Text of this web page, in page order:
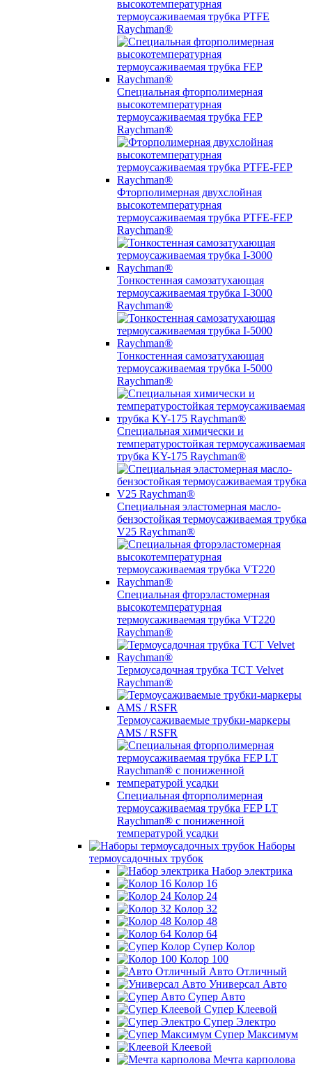
высокотемпературная
термоусаживаемая трубка PTFE
Raychman®
Специальная фторполимерная
высокотемпературная
термоусаживаемая трубка FEP
Raychman®
Фторполимерная двухслойная
высокотемпературная
термоусаживаемая трубка PTFE-FEP
Raychman®
Тонкостенная самозатухающая
термоусаживаемая трубка I-3000
Raychman®
Тонкостенная самозатухающая
термоусаживаемая трубка I-5000
Raychman®
Специальная химически и
температуростойкая термоусаживаемая
трубка KY-175 Raychman®
Специальная эластомерная масло-
бензостойкая термоусаживаемая трубка
V25 Raychman®
Специальная фторэластомерная
высокотемпературная
термоусаживаемая трубка VT220
Raychman®
Термоусадочная трубка TCT Velvet
Raychman®
Термоусаживаемые трубки-маркеры
AMS / RSFR
Специальная фторполимерная
термоусаживаемая трубка FEP LT
Raychman® с пониженной
температурой усадки
Наборы
термоусадочных трубок
Набор электрика
Колор 16
Колор 24
Колор 32
Колор 48
Колор 64
Супер Колор
Колор 100
Авто Отличный
Универсал Авто
Супер Авто
Супер Клеевой
Супер Электро
Супер Максимум
Клеевой
Мечта карполова